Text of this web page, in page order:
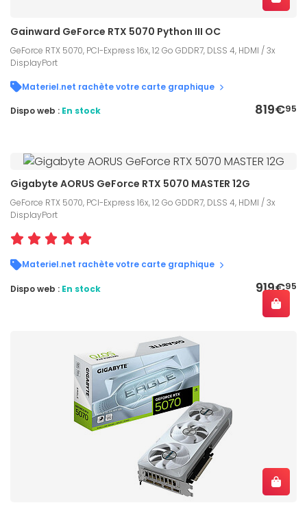
Gainward GeForce RTX 5070 Python III OC
GeForce RTX 5070, PCI-Express 16x, 12 Go GDDR7, DLSS 4, HDMI / 3x
DisplayPort
Materiel.net rachète votre carte graphique
819€95
Dispo web : En stock
Gigabyte AORUS GeForce RTX 5070 MASTER 12G
GeForce RTX 5070, PCI-Express 16x, 12 Go GDDR7, DLSS 4, HDMI / 3x
DisplayPort
Materiel.net rachète votre carte graphique
919€95
Dispo web : En stock